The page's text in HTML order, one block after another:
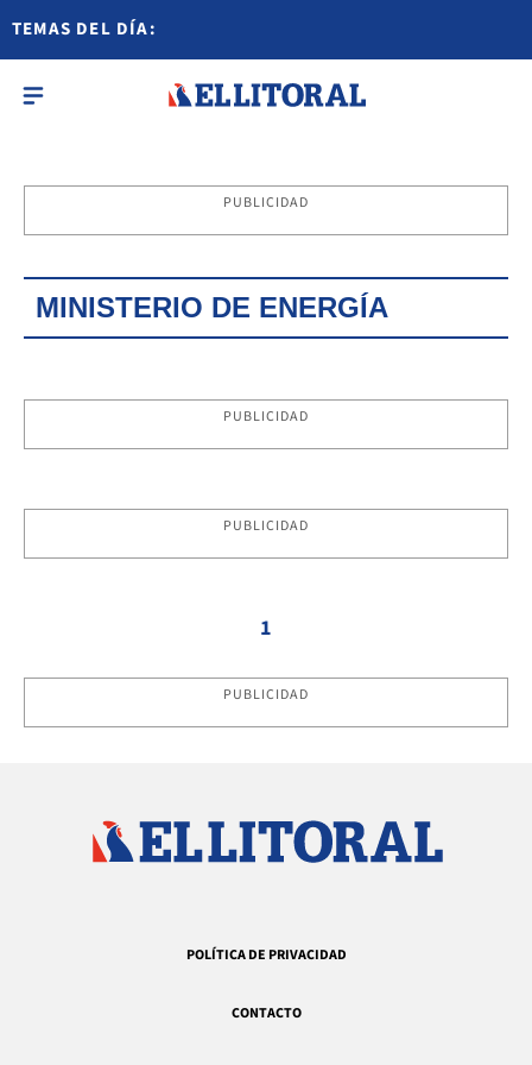
TEMAS DEL DÍA:
PUBLICIDAD
MINISTERIO DE ENERGÍA
PUBLICIDAD
PUBLICIDAD
1
PUBLICIDAD
POLÍTICA DE PRIVACIDAD
CONTACTO